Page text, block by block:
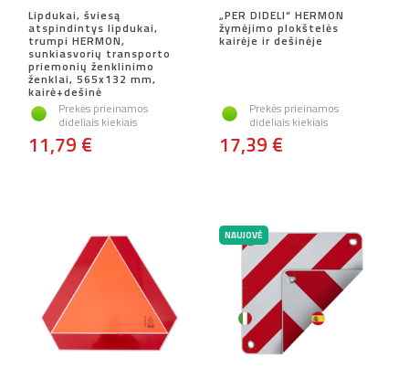
Lipdukai, šviesą
atspindintys lipdukai,
trumpi HERMON,
sunkiasvorių transporto
priemonių ženklinimo
ženklai, 565x132 mm,
kairė+dešinė
Prekės prieinamos
dideliais kiekiais
11,79 €
„PER DIDELI“ HERMON
žymėjimo plokštelės
kairėje ir dešinėje
Prekės prieinamos
dideliais kiekiais
17,39 €
NAUJOVĖ